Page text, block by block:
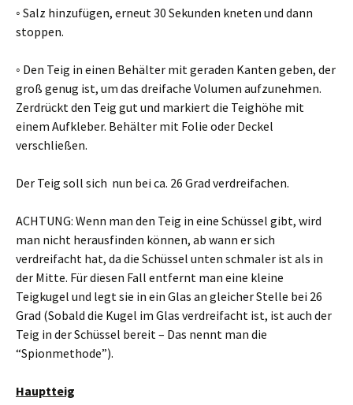
◦ Salz hinzufügen, erneut 30 Sekunden kneten und dann
stoppen.
◦ Den Teig in einen Behälter mit geraden Kanten geben, der
groß genug ist, um das dreifache Volumen aufzunehmen.
Zerdrückt den Teig gut und markiert die Teighöhe mit
einem Aufkleber. Behälter mit Folie oder Deckel
verschließen.
Der Teig soll sich nun bei ca. 26 Grad verdreifachen.
ACHTUNG: Wenn man den Teig in eine Schüssel gibt, wird
man nicht herausfinden können, ab wann er sich
verdreifacht hat, da die Schüssel unten schmaler ist als in
der Mitte. Für diesen Fall entfernt man eine kleine
Teigkugel und legt sie in ein Glas an gleicher Stelle bei 26
Grad (Sobald die Kugel im Glas verdreifacht ist, ist auch der
Teig in der Schüssel bereit – Das nennt man die
“Spionmethode”).
Hauptteig